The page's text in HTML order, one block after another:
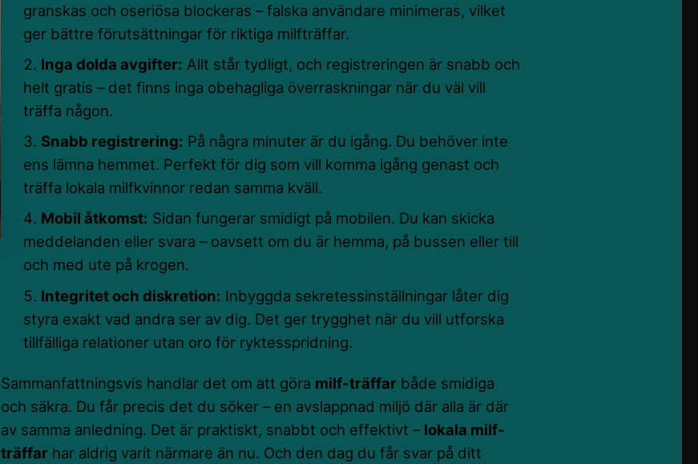
granskas och oseriösa blockeras – falska användare minimeras, vilket
ger bättre förutsättningar för riktiga milfträffar.
Inga dolda avgifter: Allt står tydligt, och registreringen är snabb och
helt gratis – det finns inga obehagliga överraskningar när du väl vill
träffa någon.
Snabb registrering: På några minuter är du igång. Du behöver inte
ens lämna hemmet. Perfekt för dig som vill komma igång genast och
träffa lokala milfkvinnor redan samma kväll.
Mobil åtkomst: Sidan fungerar smidigt på mobilen. Du kan skicka
meddelanden eller svara – oavsett om du är hemma, på bussen eller till
och med ute på krogen.
Integritet och diskretion: Inbyggda sekretessinställningar låter dig
styra exakt vad andra ser av dig. Det ger trygghet när du vill utforska
tillfälliga relationer utan oro för ryktesspridning.
Sammanfattningsvis handlar det om att göra milf-träffar både smidiga
och säkra. Du får precis det du söker – en avslappnad miljö där alla är där
av samma anledning. Det är praktiskt, snabbt och effektivt – lokala milf-
träffar har aldrig varit närmare än nu. Och den dag du får svar på ditt